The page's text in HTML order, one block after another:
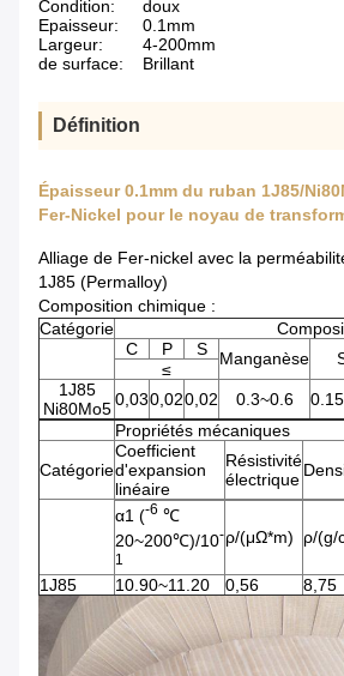
Condition:
doux
Epaisseur:
0.1mm
Largeur:
4-200mm
de surface:
Brillant
Définition
Épaisseur 0.1mm du ruban 1J85/
Fer-Nickel pour le noyau de
Alliage de Fer-nickel avec la
1J85 (Permalloy)
Composition chimique :
Catégorie
C
P S Manganèse
≤
1J85
Ni80Mo5 0,030,020,02 0.3~0.6
Propriétés mécaniques
Catégorie
Coefficient
d'expansion
linéaire
Résistivité
électrique
α1 (-6 ℃
20~200℃)/10-
1
ρ/(μΩ*m) ρ/(g/
1J85 10.90~11.20 0,56 8,75